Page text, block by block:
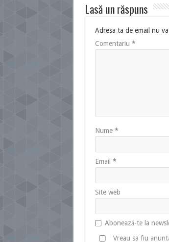
Lasă un răspuns
Adresa ta de email nu
Comentariu *
Nume *
Email *
Site web
Abonează-te la
Vreau sa fiu